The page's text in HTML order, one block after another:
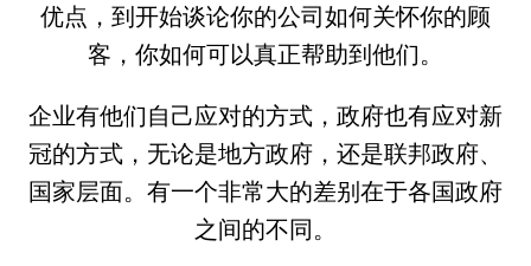
优点，到开始谈论你的公司如何关怀你的顾
客，你如何可以真正帮助到他们。
企业有他们自己应对的方式，政府也有应对新
冠的方式，无论是地方政府，还是联邦政府、
国家层面。有一个非常大的差别在于各国政府
之间的不同。